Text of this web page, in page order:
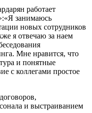
работает
занимаюсь
новых сотрудников
я отвечаю за наем
Мне нравится, что
и понятные
с коллегами простое
и выстраиванием